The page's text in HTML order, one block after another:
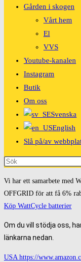
Gården i skogen
Vårt hem
El
VVS
Youtube-kanalen
Instagram
Butik
Om oss
Svenska
English
Slå på/av
Vi har ett samarbete med
OFFGRID för att få 6%
Köp WattCycle batterier
Om du vill stödja oss,
länkarna nedan.
USA https://